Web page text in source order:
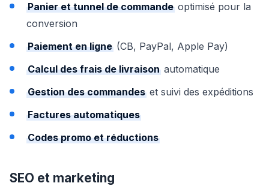
Panier et tunnel de commande optimisé pour la
conversion
Paiement en ligne (CB, PayPal, Apple Pay)
Calcul des frais de livraison automatique
Gestion des commandes et suivi des expéditions
Factures automatiques
Codes promo et réductions
SEO et marketing